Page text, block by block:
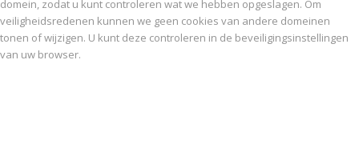
domein, zodat u kunt controleren wat we hebben opgeslagen. Om
veiligheidsredenen kunnen we geen cookies van andere domeinen
tonen of wijzigen. U kunt deze controleren in de beveiligingsinstellingen
van uw browser.